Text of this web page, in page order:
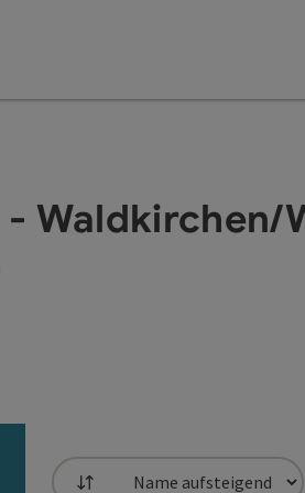
Waldkirchen/